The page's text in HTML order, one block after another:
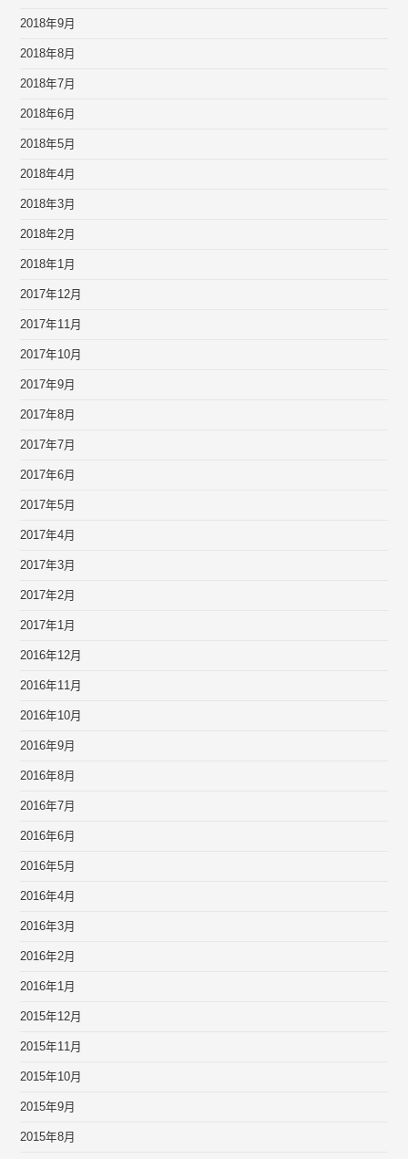
2018年9月
2018年8月
2018年7月
2018年6月
2018年5月
2018年4月
2018年3月
2018年2月
2018年1月
2017年12月
2017年11月
2017年10月
2017年9月
2017年8月
2017年7月
2017年6月
2017年5月
2017年4月
2017年3月
2017年2月
2017年1月
2016年12月
2016年11月
2016年10月
2016年9月
2016年8月
2016年7月
2016年6月
2016年5月
2016年4月
2016年3月
2016年2月
2016年1月
2015年12月
2015年11月
2015年10月
2015年9月
2015年8月